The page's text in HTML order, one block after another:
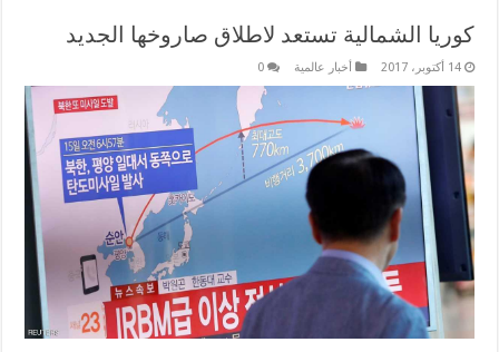
كوريا الشمالية تستعد لاطلاق صاروخها الجديد
14 أكتوبر، 2017 أخبار عالمية 0